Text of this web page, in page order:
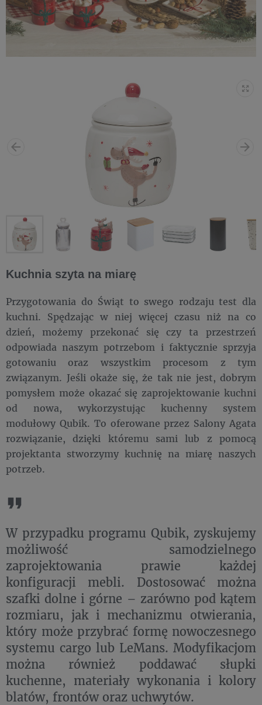
Kuchnia szyta na miarę
Przygotowania do Świąt to swego rodzaju test dla
kuchni. Spędzając w niej więcej czasu niż na co
dzień, możemy przekonać się czy ta przestrzeń
odpowiada naszym potrzebom i faktycznie sprzyja
gotowaniu oraz wszystkim procesom z tym
związanym. Jeśli okaże się, że tak nie jest, dobrym
pomysłem może okazać się zaprojektowanie kuchni
od nowa, wykorzystując kuchenny system
modułowy Qubik. To oferowane przez Salony Agata
rozwiązanie, dzięki któremu sami lub z pomocą
projektanta stworzymy kuchnię na miarę naszych
potrzeb.
W przypadku programu Qubik, zyskujemy
możliwość samodzielnego
zaprojektowania prawie każdej
konfiguracji mebli. Dostosować można
szafki dolne i górne – zarówno pod kątem
rozmiaru, jak i mechanizmu otwierania,
który może przybrać formę nowoczesnego
systemu cargo lub LeMans. Modyfikacjom
można również poddawać słupki
kuchenne, materiały wykonania i kolory
blatów, frontów oraz uchwytów.